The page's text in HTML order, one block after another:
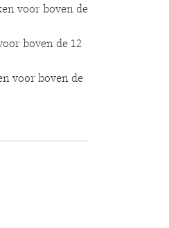
voor boven de
boven de 12
voor boven de